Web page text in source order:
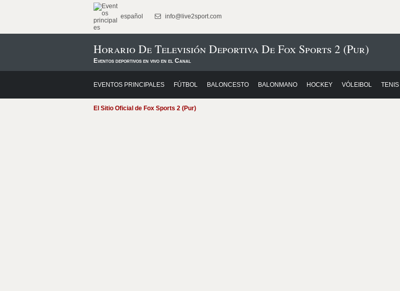
español info@live2sport.com
Horario De Televisión Deportiva De Fox Sports 2 (Pur)
Eventos deportivos en vivo en el Canal
EVENTOS PRINCIPALES FÚTBOL BALONCESTO BALONMANO HOCKEY VÓLEIBOL TENIS
El Sitio Oficial de Fox Sports 2 (Pur)